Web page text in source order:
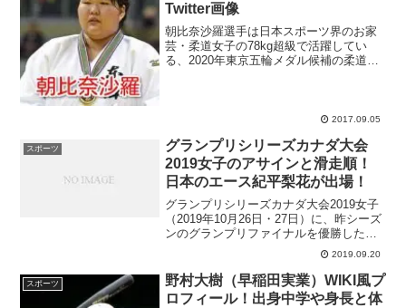
Twitter画像
朝比奈沙羅選手は日本スポーツ界のお家
芸・柔道女子の78kg超級で活躍してい
る、2020年東京五輪メダル候補の柔道
2017.09.05
スポーツ
グランプリシリーズカナダ大会
2019女子のアサインと滑走順！
日本のエース紀平梨花が出場！
グランプリシリーズカナダ大会2019女子
（2019年10月26日・27日）に、昨シーズ
ンのグランプリファイナルを優勝した紀
平梨花選手と、四大陸選手権銅メダリス
トの三原舞依選手が参戦！元世界女王の
エフゲニア・メドベージェワ選手、昨季
の世界ジュ...
2019.09.20
スポーツ
野村大樹（早稲田実業）WIKI風プ
ロフィール！出身中学や身長と体